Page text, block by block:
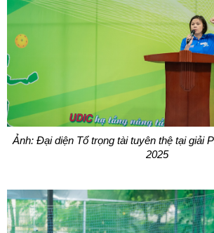
Ảnh: Đại diện Tổ trọng tài tuyên thệ tại giải
2025